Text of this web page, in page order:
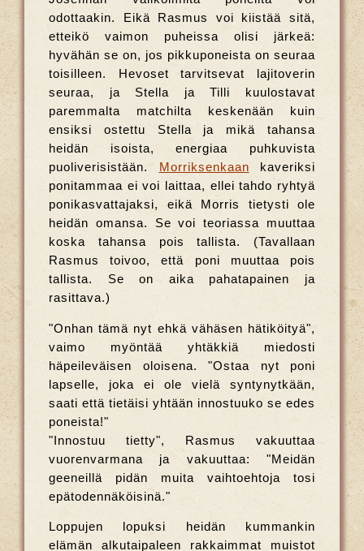
odottaakin. Eikä Rasmus voi kiistää sitä,
etteikö vaimon puheissa olisi järkeä:
hyvähän se on, jos pikkuponeista on seuraa
toisilleen. Hevoset tarvitsevat lajitoverin
seuraa, ja Stella ja Tilli kuulostavat
paremmalta matchilta keskenään kuin
ensiksi ostettu Stella ja mikä tahansa
heidän isoista, energiaa puhkuvista
puoliverisistään.
Morriksenkaan kaveriksi
ponitammaa ei voi laittaa, ellei tahdo ryhtyä
ponikasvattajaksi, eikä Morris tietysti ole
heidän omansa. Se voi teoriassa muuttaa
koska tahansa pois tallista. (Tavallaan
Rasmus toivoo, että poni muuttaa pois
tallista. Se on aika pahatapainen ja
rasittava.)
"Onhan tämä nyt ehkä vähäsen hätiköityä",
vaimo myöntää yhtäkkiä miedosti
häpeileväisen oloisena. "Ostaa nyt poni
lapselle, joka ei ole vielä syntynytkään,
saati että tietäisi yhtään innostuuko se edes
poneista!"
"Innostuu tietty", Rasmus vakuuttaa
vuorenvarmana ja vakuuttaa: "Meidän
geeneillä pidän muita vaihtoehtoja tosi
epätodennäköisinä."
Loppujen lopuksi heidän kummankin
elämän alkutaipaleen rakkaimmat muistot